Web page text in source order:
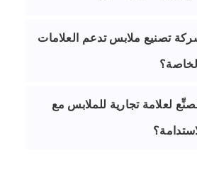
تصنيع ملابس تدعم العلامات
لعلامة تجارية للملابس مع